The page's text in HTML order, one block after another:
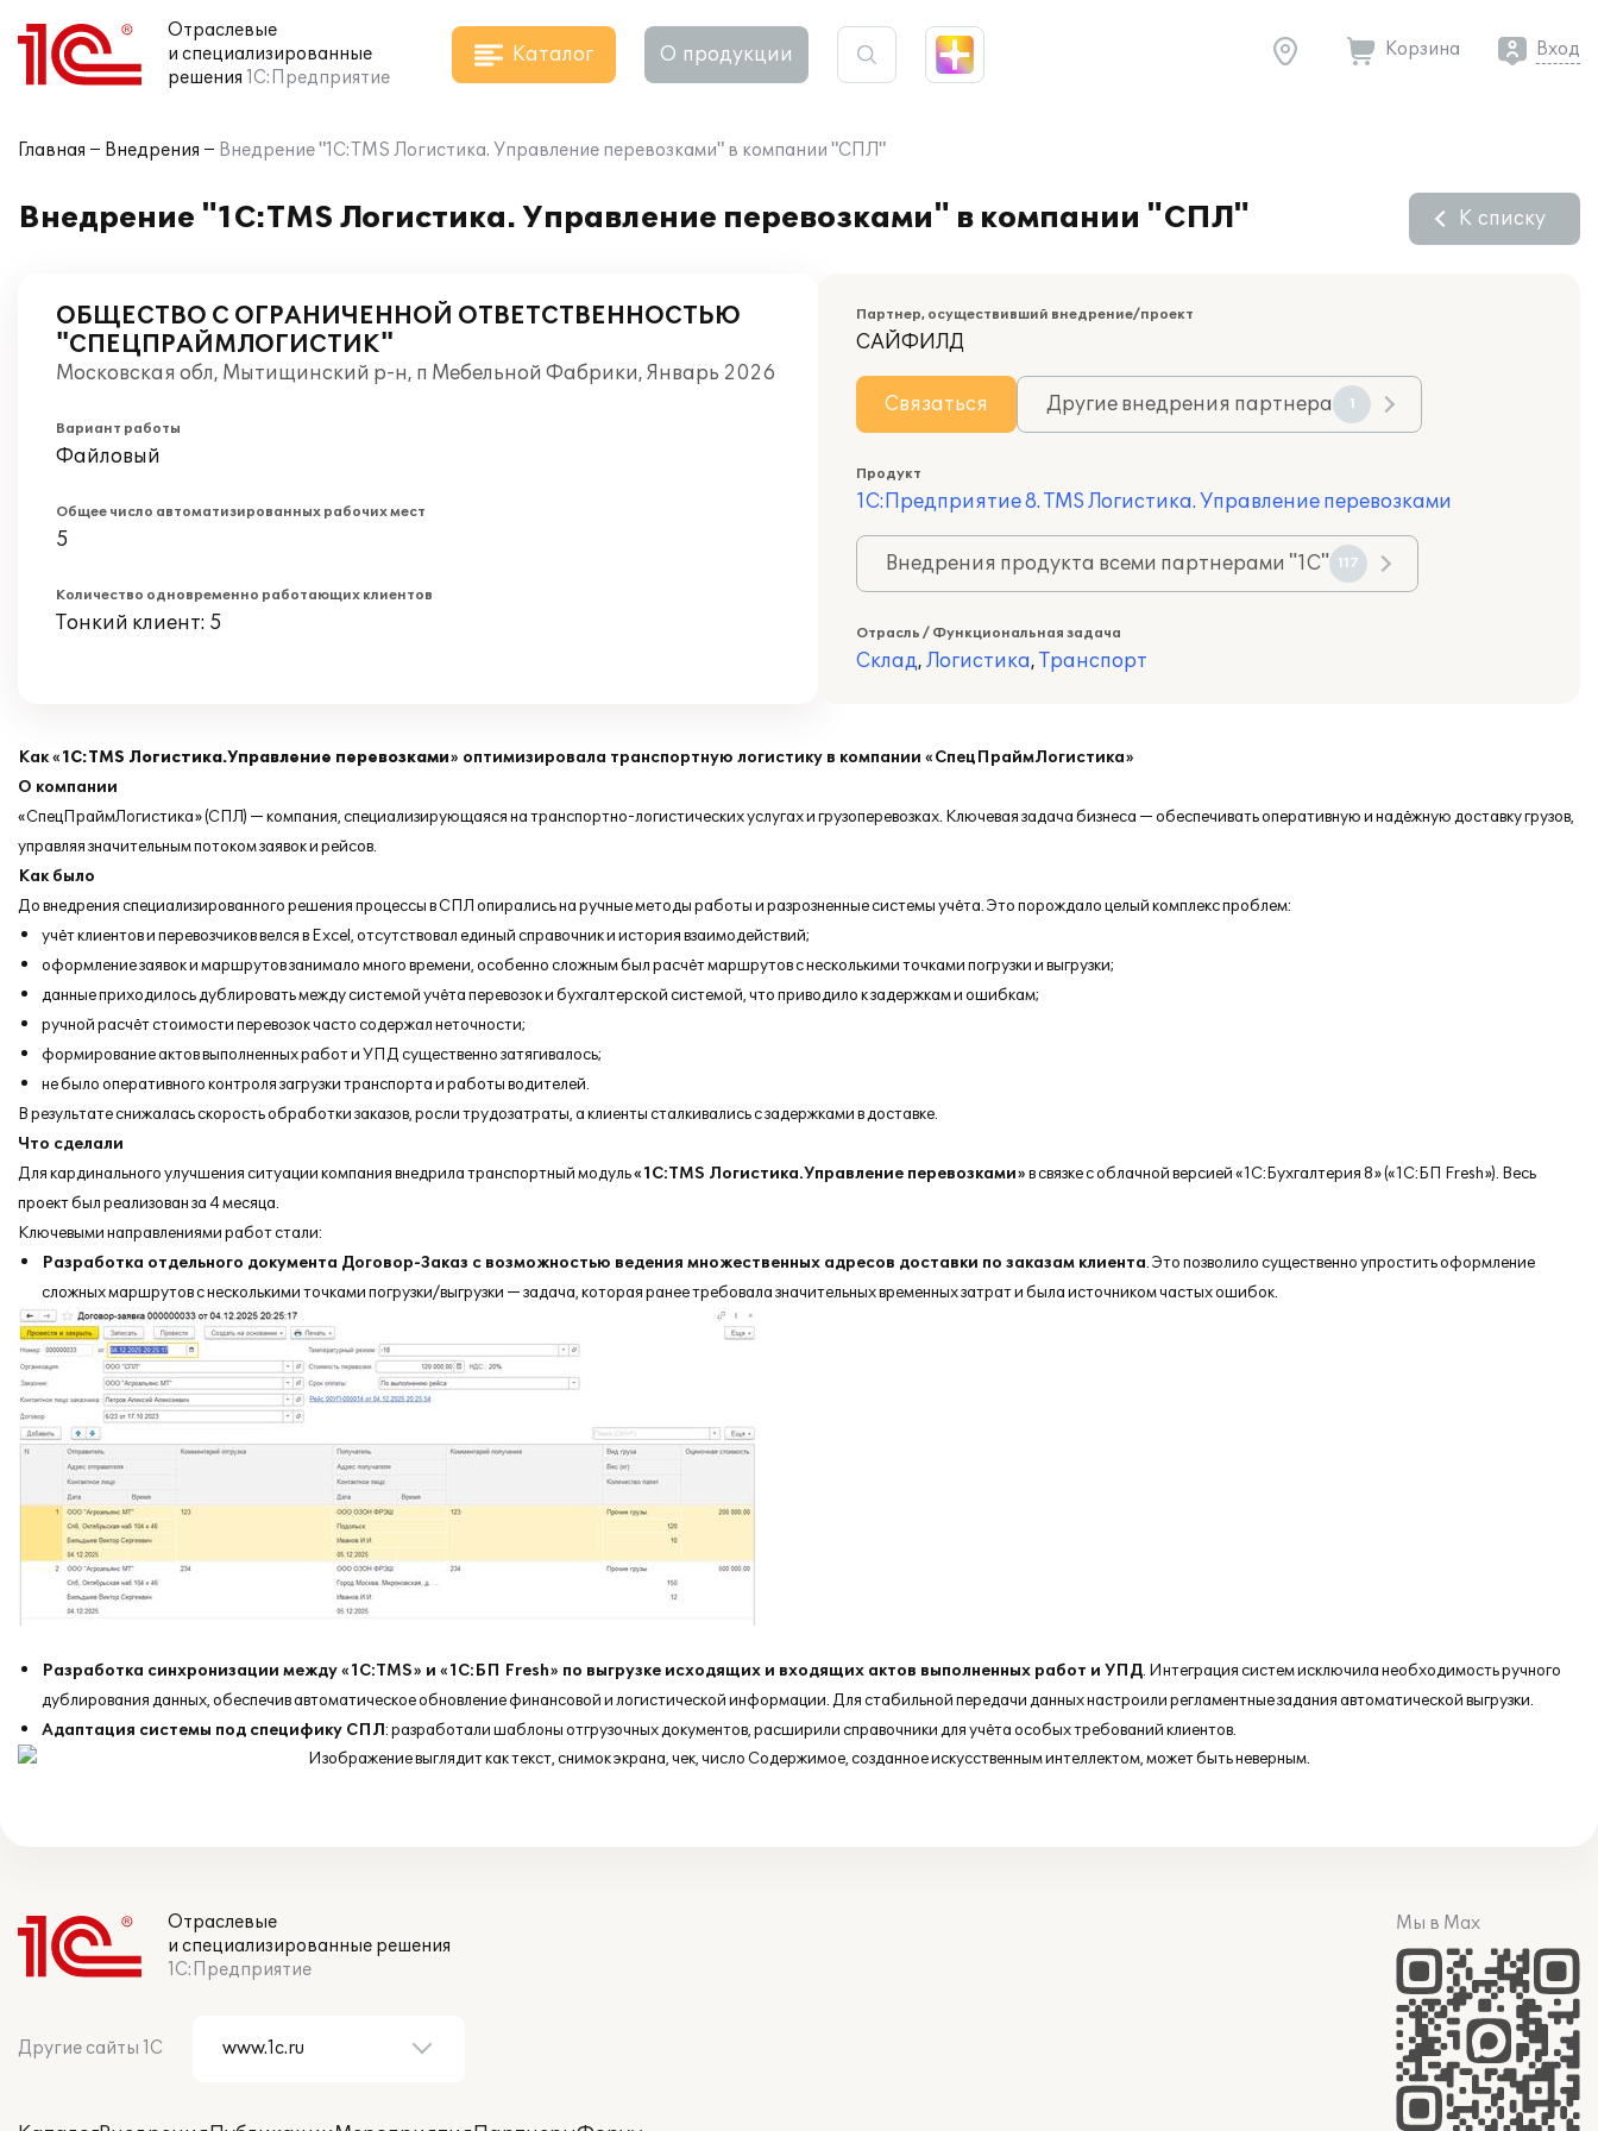
Отраслевые
и специализированные
решения 1С:Предприятие
Каталог О продукции Корзина Вход
Главная Внедрения Внедрение "1С:TMS Логистика. Управление перевозками" в компании "СПЛ"
Внедрение "1С:TMS Логистика. Управление перевозками" в компании "СПЛ" К списку
ОБЩЕСТВО С ОГРАНИЧЕННОЙ ОТВЕТСТВЕННОСТЬЮ
"СПЕЦПРАЙМЛОГИСТИК"
Московская обл, Мытищинский р-н, п Мебельной Фабрики, Январь 2026
Вариант работы
Файловый
Общее число автоматизированных рабочих мест
5
Количество одновременно работающих клиентов
Тонкий клиент: 5
Партнер, осуществивший внедрение/проект
САЙФИЛД
Связаться Другие внедрения партнера 1
Продукт
1С:Предприятие 8. TMS Логистика. Управление перевозками
Внедрения продукта всеми партнерами "1С" 117
Отрасль / Функциональная задача
Склад, Логистика, Транспорт
Как «1С:TMS Логистика.Управление перевозками» оптимизировала транспортную логистику в компании «СпецПраймЛогистика»
О компании
«СпецПраймЛогистика» (СПЛ) — компания, специализирующаяся на транспортно-логистических услугах и грузоперевозках. Ключевая задача бизнеса — обеспечивать оперативную и надёжную доставку грузов,
управляя значительным потоком заявок и рейсов.
Как было
До внедрения специализированного решения процессы в СПЛ опирались на ручные методы работы и разрозненные системы учёта. Это порождало целый комплекс проблем:
учёт клиентов и перевозчиков велся в Excel, отсутствовал единый справочник и история взаимодействий;
оформление заявок и маршрутов занимало много времени, особенно сложным был расчёт маршрутов с несколькими точками погрузки и выгрузки;
данные приходилось дублировать между системой учёта перевозок и бухгалтерской системой, что приводило к задержкам и ошибкам;
ручной расчёт стоимости перевозок часто содержал неточности;
формирование актов выполненных работ и УПД существенно затягивалось;
не было оперативного контроля загрузки транспорта и работы водителей.
В результате снижалась скорость обработки заказов, росли трудозатраты, а клиенты сталкивались с задержками в доставке.
Что сделали
Для кардинального улучшения ситуации компания внедрила транспортный модуль«1С:TMS Логистика.Управление перевозками»в связке с облачной версией «1С:Бухгалтерия 8» («1С:БП Fresh»). Весь
проект был реализован за 4 месяца.
Ключевыми направлениями работ стали:
Разработка отдельного документа Договор-Заказ с возможностью ведения множественных адресов доставки по заказам клиента. Это позволило существенно упростить оформление
сложных маршрутов с несколькими точками погрузки/выгрузки — задача, которая ранее требовала значительных временных затрат и была источником частых ошибок.
Разработка синхронизации между «1С:TMS» и «1С:БП Fresh» по выгрузке исходящих и входящих актов выполненных работ и УПД. Интеграция систем исключила необходимость ручного
дублирования данных, обеспечив автоматическое обновление финансовой и логистической информации. Для стабильной передачи данных настроили регламентные задания автоматической выгрузки.
Адаптация системы под специфику СПЛ: разработали шаблоны отгрузочных документов, расширили справочники для учёта особых требований клиентов.
Отраслевые
и специализированные решения
1С:Предприятие
Другие сайты 1С
Мы в Max